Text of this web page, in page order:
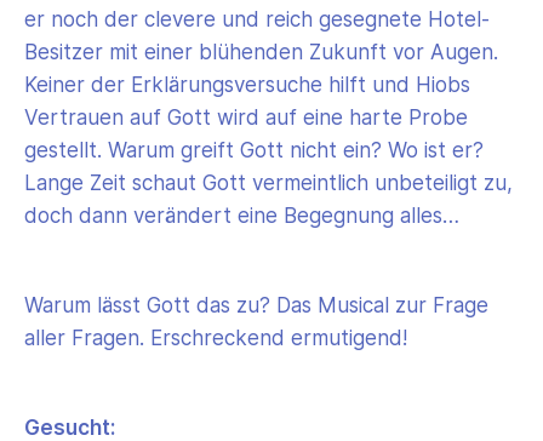
er noch der clevere und reich gesegnete Hotel-
Besitzer mit einer blühenden Zukunft vor Augen.
Keiner der Erklärungsversuche hilft und Hiobs
Vertrauen auf Gott wird auf eine harte Probe
gestellt. Warum greift Gott nicht ein? Wo ist er?
Lange Zeit schaut Gott vermeintlich unbeteiligt zu,
doch dann verändert eine Begegnung alles…
Warum lässt Gott das zu? Das Musical zur Frage
aller Fragen. Erschreckend ermutigend!
Gesucht: